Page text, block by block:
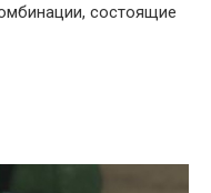
состоящие